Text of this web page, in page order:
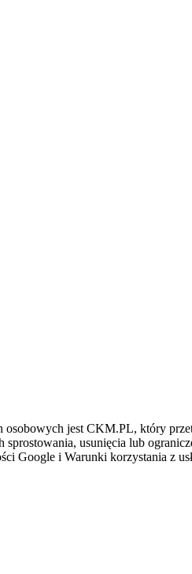
osobowych jest CKM.PL, który
usunięcia lub
Google i Warunki korzystania z